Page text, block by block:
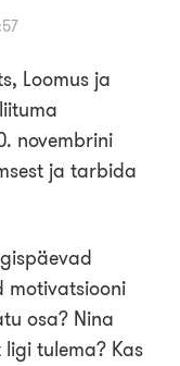
Loomus ja
novembrini
ja tarbida
motivatsiooni
osa? Nina
tulema? Kas